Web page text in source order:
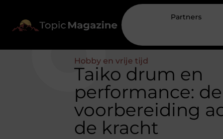
Partners
Hobby en vrije tijd
Taiko drum en
performance: de
voorbereiding
de kracht